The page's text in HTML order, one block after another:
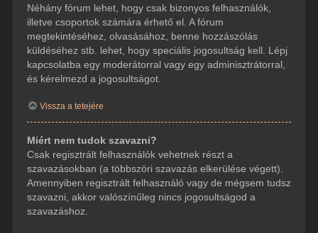
Néhány fórum lehet, hogy csak bizonyos felhasználók,
illetve csoportok számára érhető el. A fórum
megtekintéséhez, olvasásához, benne hozzászólás
küldéséhez stb. lehet, hogy speciális jogosultság kell. Lépj
kapcsolatba egy moderátorral vagy egy adminisztrátorral,
és kérelmezd a jogosultságot.
Vissza a tetejére
Miért nem tudok szavazni?
Csak regisztrált felhasználók vehetnek részt a
szavazásokban (a többszöri szavazás elkerülése végett).
Amennyiben regisztrált felhasználó vagy de mégsem tudsz
szavazni, akkor valószínűleg nincs jogosultságod a
szavazáshoz.